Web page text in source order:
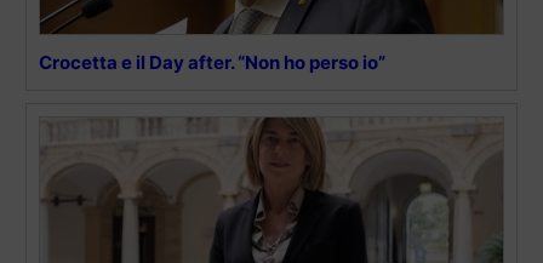
Crocetta e il Day after. “Non ho perso io”